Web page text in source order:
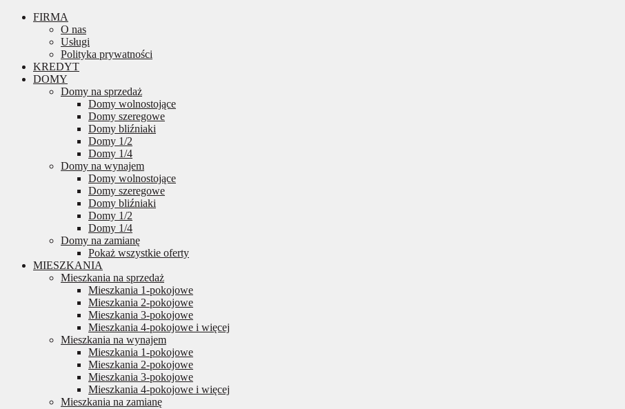
FIRMA
O nas
Usługi
Polityka prywatności
KREDYT
DOMY
Domy na sprzedaż
Domy wolnostojące
Domy szeregowe
Domy bliźniaki
Domy 1/2
Domy 1/4
Domy na wynajem
Domy wolnostojące
Domy szeregowe
Domy bliźniaki
Domy 1/2
Domy 1/4
Domy na zamianę
Pokaż wszystkie oferty
MIESZKANIA
Mieszkania na sprzedaż
Mieszkania 1-pokojowe
Mieszkania 2-pokojowe
Mieszkania 3-pokojowe
Mieszkania 4-pokojowe i więcej
Mieszkania na wynajem
Mieszkania 1-pokojowe
Mieszkania 2-pokojowe
Mieszkania 3-pokojowe
Mieszkania 4-pokojowe i więcej
Mieszkania na zamianę